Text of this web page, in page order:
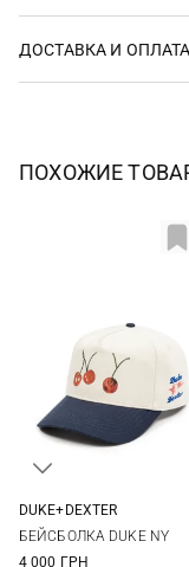
ДОСТАВКА И ОПЛАТА
ПОХОЖИЕ
DUKE+DEXTER
БЕЙСБОЛКА DUKE NY
4 000 ГРН